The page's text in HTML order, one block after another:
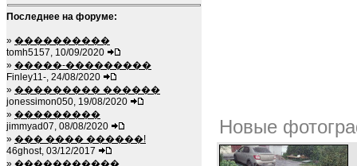
Последнее на форуме:
» ����������
tomh5157, 10/09/2020
» �����-���������
Finley11-, 24/08/2020
» ��������� ������
jonessimon050, 19/08/2020
» ���������
jimmyad07, 08/08/2020
» ��� ���� ������!
46ghost, 03/12/2017
» �����������
Новые